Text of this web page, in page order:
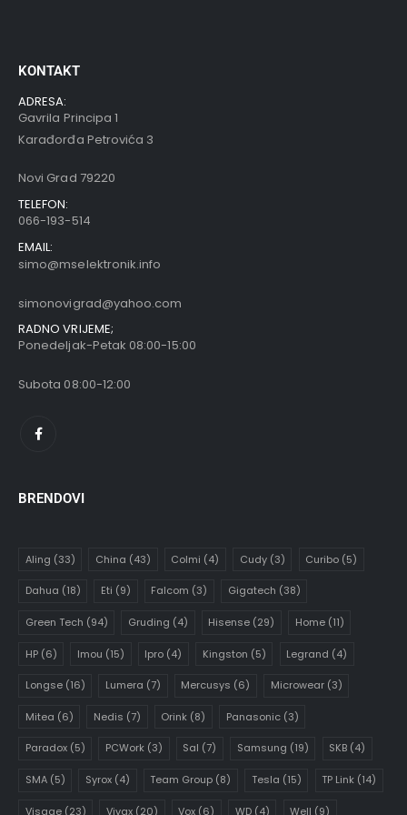
KONTAKT
ADRESA:
Gavrila Principa 1
Karađorđa Petrovića 3
Novi Grad 79220
TELEFON:
066-193-514
EMAIL:
simo@mselektronik.info
simonovigrad@yahoo.com
RADNO VRIJEME;
Ponedeljak-Petak 08:00-15:00
Subota 08:00-12:00
BRENDOVI
Aling (33) China (43) Colmi (4) Cudy(3) Curibo (5)
Dahua (18) Eti (9) Falcom (3) Gigatech (38)
Green Tech (94) Gruding (4) Hisense (29) Home(11)
HP(6) Imou (15) Ipro (4) Kingston (5) Legrand (4)
Longse(16) Lumera (7) Mercusys (6) Microwear(3)
Mitea (6) Nedis (7) Orink (8) Panasonic(3)
Paradox(5) PCWork (3) Sal (7) Samsung (19) SKB (4)
SMA(5) Syrox (4) Team Group (8) Tesla (15) TP Link (14)
Visage(23) Vivax (20) Vox (6) WD(4) Well (9)